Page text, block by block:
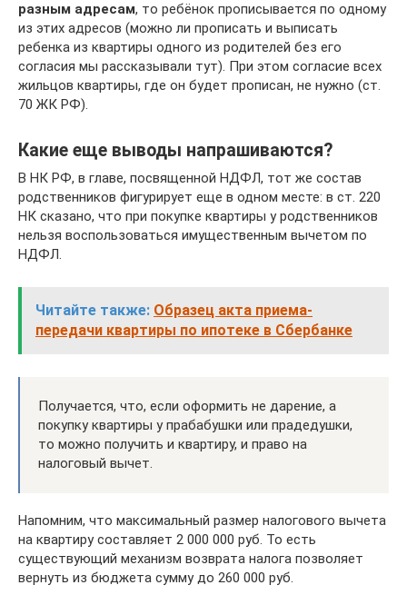
разным адресам, то ребёнок прописывается по одному
из этих адресов (можно ли прописать и выписать
ребенка из квартиры одного из родителей без его
согласия мы рассказывали тут). При этом согласие всех
жильцов квартиры, где он будет прописан, не нужно (ст.
70 ЖК РФ).
Какие еще выводы напрашиваются?
В НК РФ, в главе, посвященной НДФЛ, тот же состав
родственников фигурирует еще в одном месте: в ст. 220
НК сказано, что при покупке квартиры у родственников
нельзя воспользоваться имущественным вычетом по
НДФЛ.
Читайте также: Образец акта приема-
передачи квартиры по ипотеке в Сбербанке
Получается, что, если оформить не дарение, а
покупку квартиры у прабабушки или прадедушки,
то можно получить и квартиру, и право на
налоговый вычет.
Напомним, что максимальный размер налогового вычета
на квартиру составляет 2 000 000 руб. То есть
существующий механизм возврата налога позволяет
вернуть из бюджета сумму до 260 000 руб.